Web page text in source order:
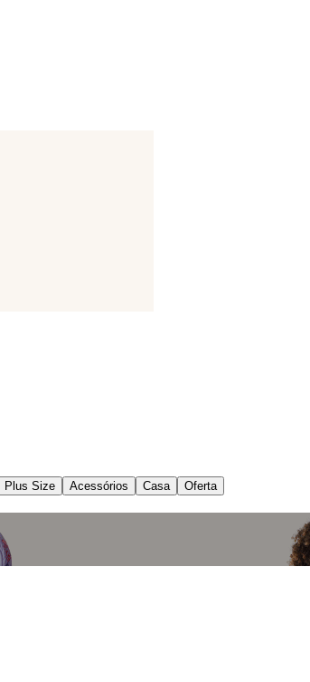
Plus Size Acessórios Casa Oferta